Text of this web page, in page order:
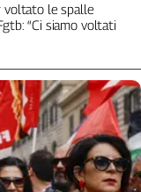
voltato le spalle
“Ci siamo voltati